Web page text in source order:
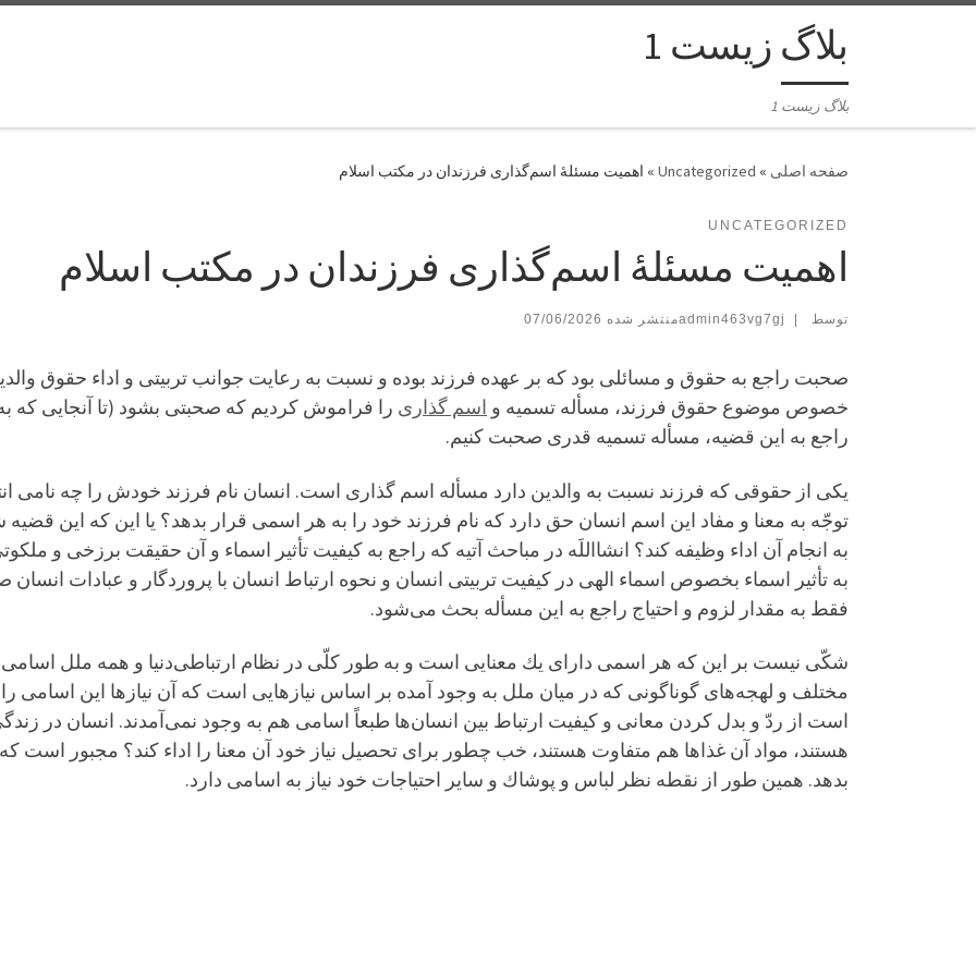
بلاگ زیست 1
بلاگ زیست 1
»
Uncategorized
» اهمیت مسئلۀ اسم‌گذارى فرزندان در مكتب اسلام
UNCATEGORIZED
اهمیت مسئلۀ اسم‌گذارى فرزندان در مكتب اسلام
توسط admin463vg7gj
07/06/2026
صحبت راجع به حقوق و مسائلی بود كه بر عهده فرزند بوده و نسبت به رعایت جوانب تربیتی و اداء حقوق
خصوص موضوع حقوق فرزند، مسأله تسمیه و اسم گذاری را فراموش كردیم كه صحبتی بشود (تا آنجایی كه
راجع به این قضیه، مسأله تسمیه قدری صحبت كنیم.
یكی از حقوقی كه فرزند نسبت به والدین دارد مسأله اسم گذاری است. انسان نام فرزند خودش را چه نامی
توجّه به معنا و مفاد این اسم انسان حق دارد كه نام فرزند خود را به هر اسمی قرار بدهد؟ یا این كه این
به انجام آن اداء وظیفه كند؟ انشااللَه در مباحث آتیه كه راجع به كیفیت تأثیر اسماء و آن حقیقت برزخی و
به تأثیر اسماء بخصوص اسماء الهی در كیفیت تربیتی انسان و نحوه ارتباط انسان با پروردگار و عبادات
فقط به مقدار لزوم و احتیاج راجع به این مسأله بحث می‌شود.
شكّی نیست بر این كه هر اسمی دارای یك معنایی است و به طور كلّی در نظام ارتباطی‌دنیا و همه ملل
مختلف و لهجه‌های گوناگونی كه در میان ملل به وجود آمده بر اساس نیازهایی است كه آن نیازها این اسامی را
است از ردّ و بدل كردن معانی و كیفیت ارتباط بین انسان‌ها طبعاً اسامی هم به وجود نمی‌آمدند. انسان در
هستند، مواد آن غذاها هم متفاوت هستند، خب چطور برای تحصیل نیاز خود آن معنا را اداء كند؟ مجبور است
بدهد. همین طور از نقطه نظر لباس و پوشاك و سایر احتیاجات خود نیاز به اسامی دارد.